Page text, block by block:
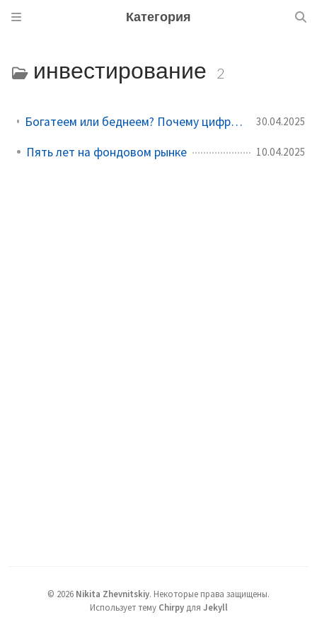
Категория
инвестирование 2
Богатеем или беднеем? Почему цифры на счету не всегда говорят правду 30.04.2025
Пять лет на фондовом рынке 10.04.2025
© 2026 Nikita Zhevnitskiy. Некоторые права защищены.
Использует тему Chirpyдля Jekyll